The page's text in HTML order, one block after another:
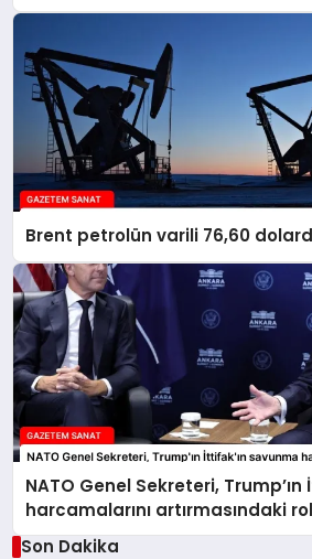
Brent petrolün varili 76,60
NATO Genel Sekreteri,
harcamalarını artırmasındaki
Son Dakika